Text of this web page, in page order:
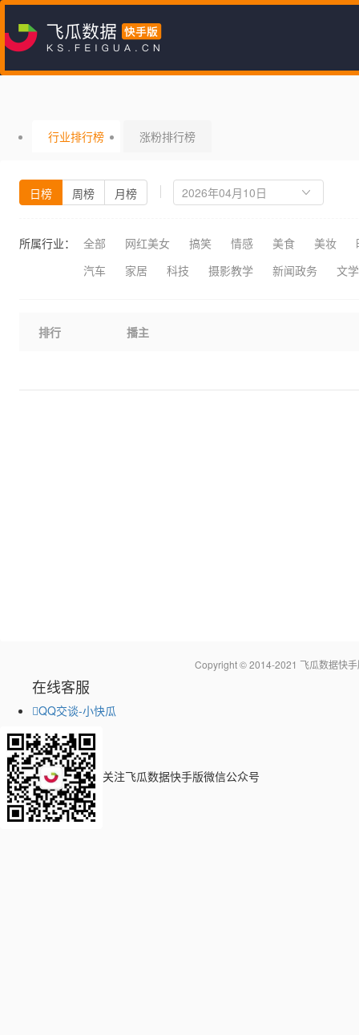
行业排行榜 涨粉排行榜
日榜 周榜 月榜
所属行业： 全部 网红美女 搞笑 情感 美食 美妆
汽车
家居 科技 摄影教学 新闻政务 文
排行 播主
Copyright © 2014-2021 飞瓜数据快
在线客服
QQ交谈-小快瓜
关注飞瓜数据快手版微信公众号